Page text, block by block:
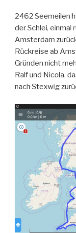
2462 Seemeilen
der Schlei, einmal
Amsterdam
Rückreise ab
Gründen nicht
Ralf und Nicola,
nach Stexwig